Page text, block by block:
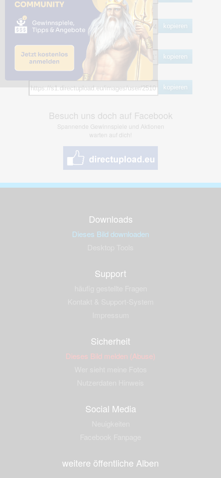
HTML
kopieren
BB Code
kopieren
kopieren
Besuch uns doch auf Facebook
Spannende Gewinnspiele und Aktionen
warten auf dich!
Downloads
Dieses Bild downloaden
Support
Sicherheit
Dieses Bild melden (Abuse)
Social Media
weitere öffentliche Alben